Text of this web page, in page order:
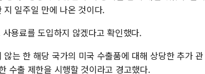
일주일 만에 나온 것이다.
용료를 도입하지 않겠다고 확인했다.
는 한 해당 국가의 미국 수출품에 대해 상당한 추가 관
수출 제한을 시행할 것이라고 경고했다.